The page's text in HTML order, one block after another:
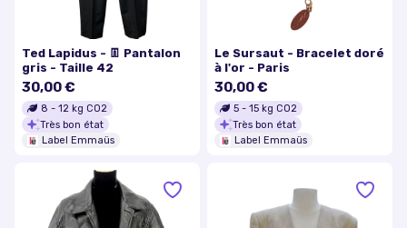
Ted Lapidus - 👖 Pantalon
gris - Taille 42
30,00 €
8 - 12 kg CO2
Très bon état
Label Emmaüs
Le Sursaut - Bracelet doré
à l'or - Paris
30,00 €
5 - 15 kg CO2
Très bon état
Label Emmaüs